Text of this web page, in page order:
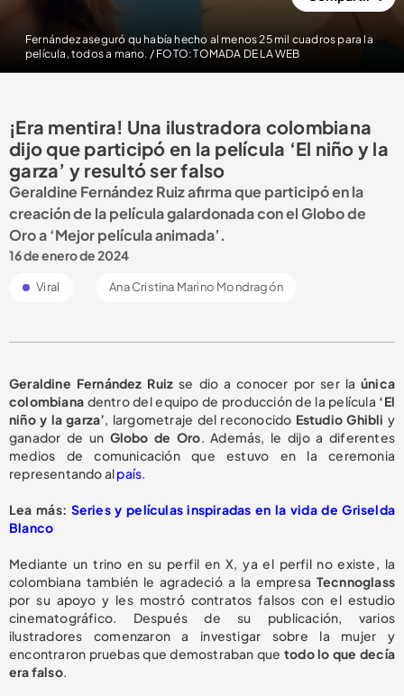
Fernández aseguró qu había hecho al menos 25 mil cuadros para la
película, todos a mano. / FOTO: TOMADA DE LA WEB
¡Era mentira! Una ilustradora colombiana
dijo que participó en la película ‘El niño y la
garza’ y resultó ser falso
Geraldine Fernández Ruiz afirma que participó en la
creación de la película galardonada con el Globo de
Oro a ‘Mejor película animada’.
16 de enero de 2024
Viral Ana Cristina Marino Mondragón
Geraldine Fernández Ruiz se dio a conocer por ser la única
colombiana dentro del equipo de producción de la película ‘El
niño y la garza’, largometraje del reconocido Estudio Ghibli y
ganador de un Globo de Oro. Además, le dijo a diferentes
medios de comunicación que estuvo en la ceremonia
representando alpaís.
Lea más: Series y películas inspiradas en la vida de Griselda
Blanco
Mediante un trino en su perfil en X, ya el perfil no existe, la
colombiana también le agradeció a la empresa Tecnnoglass
por su apoyo y les mostró contratos falsos con el estudio
cinematográfico. Después de su publicación, varios
ilustradores comenzaron a investigar sobre la mujer y
encontraron pruebas que demostraban que todo lo que decía
era falso.